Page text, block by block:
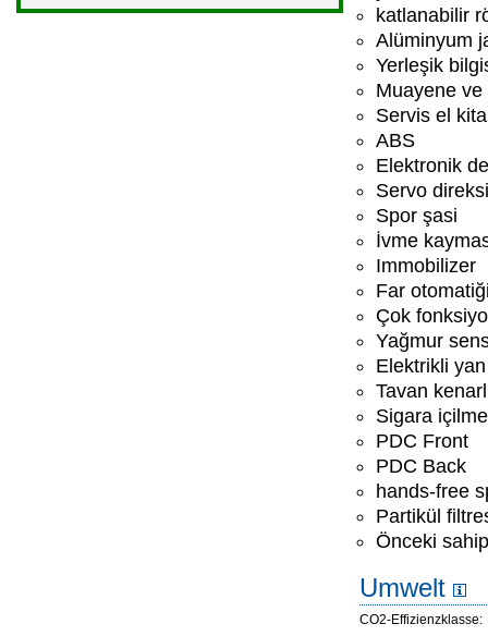
katlanabilir
Alüminyum
Yerleşik
Muayene
Servis el
ABS
Elektronik
Servo
Spor şasi
İvme
Immobilizer
Far
Çok
Yağmur
Elektrikli
Tavan
Sigara
PDC Front
PDC Back
hands-free
Partikül
Önceki
Umwelt
CO2-Effizienzklasse: